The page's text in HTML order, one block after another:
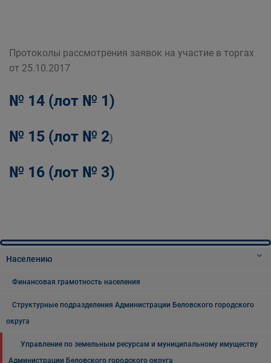
Протоколы рассмотрения заявок на участие в торгах
от 25.10.2017
№ 14 (лот № 1)
№ 15 (лот № 2)
№ 16 (лот № 3)
Населению
Финансовая грамотность населения
Структурные подразделения Администрации Беловского городского
округа
Управление по земельным ресурсам и муниципальному имуществу
Администрации Беловского городского округа